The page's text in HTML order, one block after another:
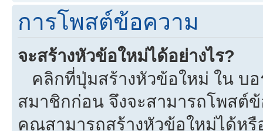
การโพสต์ข้อความ
จะสร้างหัวข้อใหม่ได้อย่างไร?
คลิกที่ปุ่มสร้างหัวข้อใหม่ ใน บ
สมาชิกก่อน จึงจะสามารถโพสต์
คุณสามารถสร้างหัวข้อใหม่ได้ห